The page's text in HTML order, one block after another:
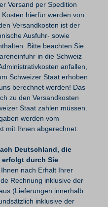
Versand per Spedition
hierfür werden von
Versandkosten ist der
Ausfuhr- sowie
Bitte beachten Sie
in die Schweiz
anfallen,
Schweizer Staat erhoben
berechnet werden! Das
zu den Versandkosten
Staat zahlen müssen.
werden vom
mit Ihnen abgerechnet.
Deutschland, die
durch Sie
nach Erhalt Ihrer
Rechnung inklusive der
(Lieferungen innerhalb
inklusive der